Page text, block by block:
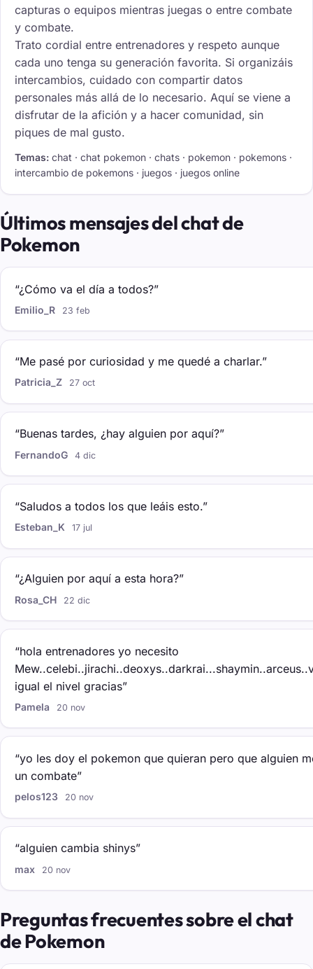
capturas o equipos mientras juegas o entre combate
y combate.
Trato cordial entre entrenadores y respeto aunque
cada uno tenga su generación favorita. Si organizáis
intercambios, cuidado con compartir datos
personales más allá de lo necesario. Aquí se viene a
disfrutar de la afición y a hacer comunidad, sin
piques de mal gusto.
Temas: chat · chat pokemon · chats · pokemon · pokemons ·
intercambio de pokemons · juegos · juegos online
Últimos mensajes del chat de
Pokemon
“¿Cómo va el día a todos?”
Emilio_R 23 feb
“Me pasé por curiosidad y me quedé a charlar.”
Patricia_Z 27 oct
“Buenas tardes, ¿hay alguien por aquí?”
FernandoG 4 dic
“Saludos a todos los que leáis esto.”
Esteban_K 17 jul
“¿Alguien por aquí a esta hora?”
Rosa_CH 22 dic
“hola entrenadores yo necesito
igual el nivel gracias”
Pamela 20 nov
“yo les doy el pokemon que quieran pero que alguien
un combate”
pelos123 20 nov
“alguien cambia shinys”
max 20 nov
Preguntas frecuentes sobre el chat
de Pokemon